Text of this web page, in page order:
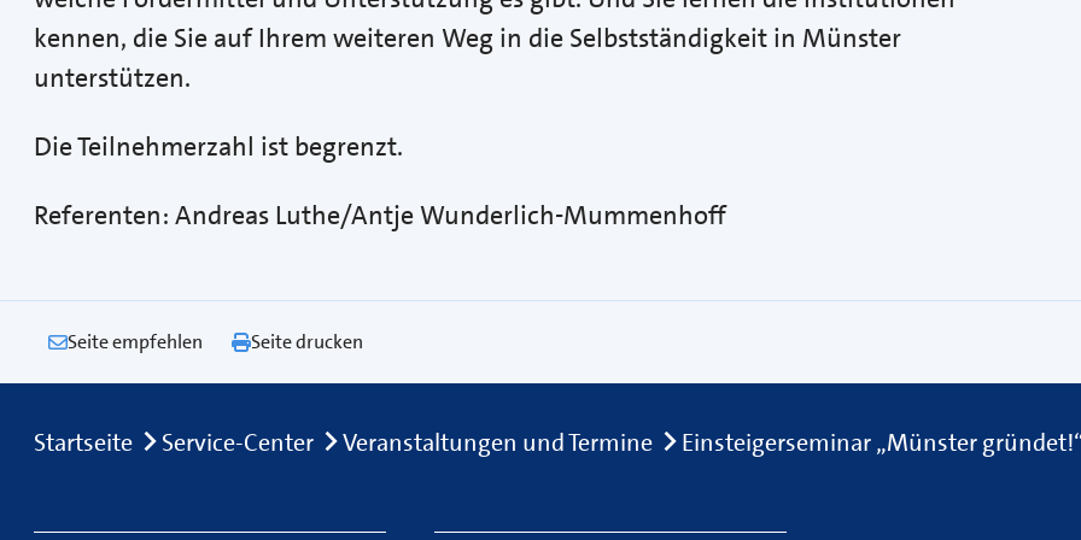
kennen, die Sie auf Ihrem weiteren Weg in die Selbstständigkeit in Münster
unterstützen.
Die Teilnehmerzahl ist begrenzt.
Referenten: Andreas Luthe/Antje Wunderlich-Mummenhoff
Seite empfehlen Seite drucken
Breadcrumb
Startseite Service-Center Veranstaltungen und Termine Einsteigerseminar „Münster